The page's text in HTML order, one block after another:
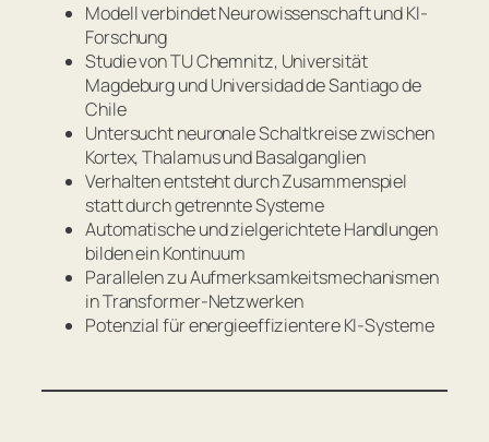
Modell verbindet Neurowissenschaft und KI-
Forschung
Studie von TU Chemnitz, Universität
Magdeburg und Universidad de Santiago de
Chile
Untersucht neuronale Schaltkreise zwischen
Kortex, Thalamus und Basalganglien
Verhalten entsteht durch Zusammenspiel
statt durch getrennte Systeme
Automatische und zielgerichtete Handlungen
bilden ein Kontinuum
Parallelen zu Aufmerksamkeitsmechanismen
in Transformer-Netzwerken
Potenzial für energieeffizientere KI-Systeme